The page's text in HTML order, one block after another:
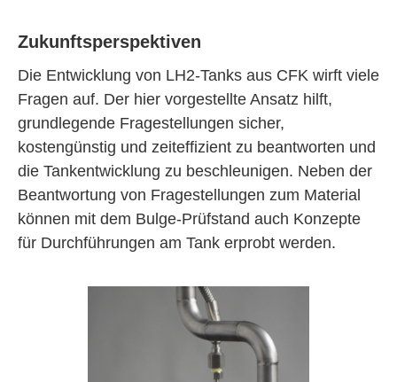
Zukunftsperspektiven
Die Entwicklung von LH2-Tanks aus CFK wirft viele
Fragen auf. Der hier vorgestellte Ansatz hilft,
grundlegende Fragestellungen sicher,
kostengünstig und zeiteffizient zu beantworten und
die Tankentwicklung zu beschleunigen. Neben der
Beantwortung von Fragestellungen zum Material
können mit dem Bulge-Prüfstand auch Konzepte
für Durchführungen am Tank erprobt werden.